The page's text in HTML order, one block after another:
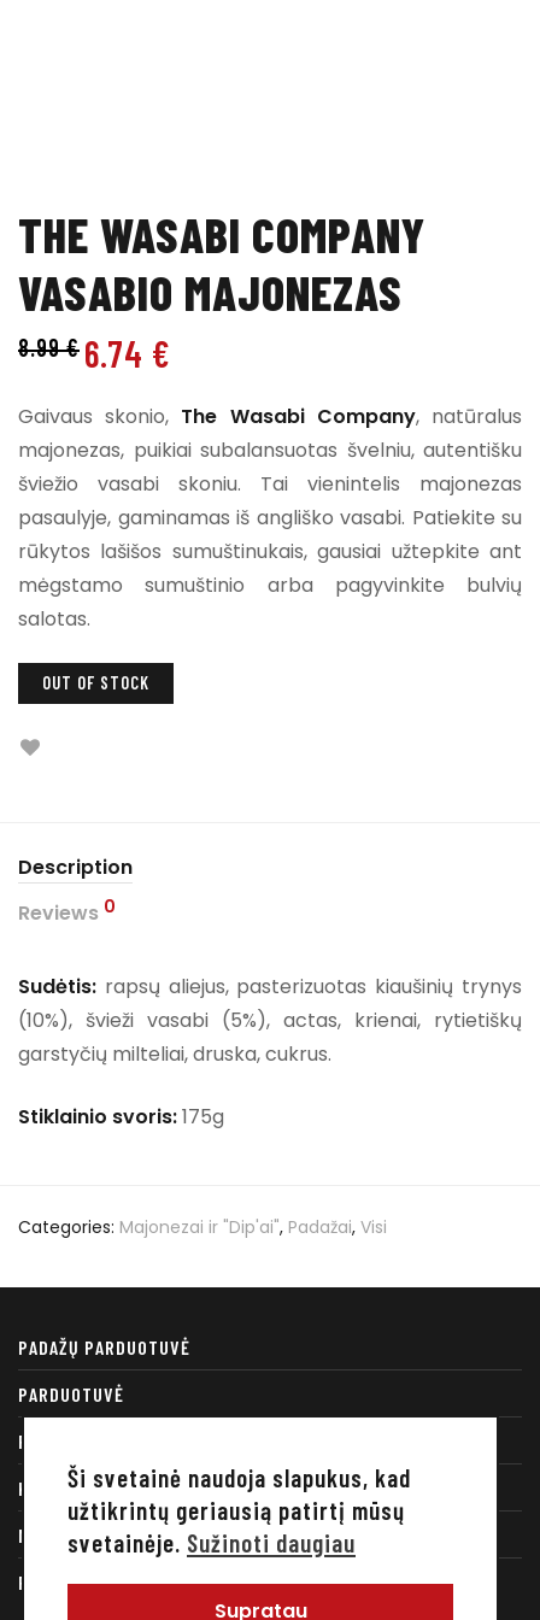
Ši svetainė naudoja slapukus, kad
užtikrintų geriausią patirtį mūsų
svetainėje. Sužinoti daugiau
Supratau
THE WASABI COMPANY
VASABIO MAJONEZAS
8.99€ 6.74 €
Gaivaus skonio, The Wasabi Company, natūralus
majonezas, puikiai subalansuotas švelniu, autentišku
šviežio vasabi skoniu. Tai vienintelis majonezas
pasaulyje, gaminamas iš angliško vasabi. Patiekite su
rūkytos lašišos sumuštinukais, gausiai užtepkite ant
mėgstamo sumuštinio arba pagyvinkite bulvių
salotas.
OUT OF STOCK
Description
Reviews 0
Sudėtis: rapsų aliejus, pasterizuotas kiaušinių trynys
(10%), švieži vasabi (5%), actas, krienai, rytietiškų
garstyčių milteliai, druska, cukrus.
Stiklainio svoris:175g
Categories: Majonezai ir "Dip'ai", Padažai, Visi
PADAŽŲ PARDUOTUVĖ
PARDUOTUVĖ
RECEPTAI
KONTAKTAI
MANO PASKYRA
PRIVATUMO POLITIKA